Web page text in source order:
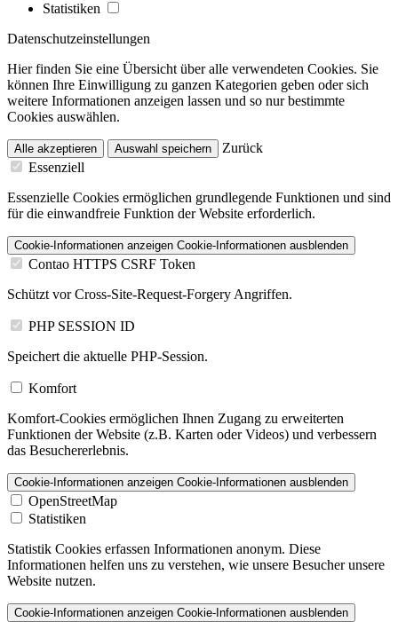
Statistiken
Datenschutzeinstellungen
Hier finden Sie eine Übersicht über alle verwendeten Cookies. Sie
können Ihre Einwilligung zu ganzen Kategorien geben oder sich
weitere Informationen anzeigen lassen und so nur bestimmte
Cookies auswählen.
Alle akzeptieren Auswahl speichern
Zurück
Essenziell
Essenzielle Cookies ermöglichen grundlegende Funktionen und sind
für die einwandfreie Funktion der Website erforderlich.
Cookie-Informationen anzeigen Cookie-Informationen ausblenden
Contao HTTPS CSRF Token
Schützt vor Cross-Site-Request-Forgery Angriffen.
PHP SESSION ID
Speichert die aktuelle PHP-Session.
Komfort
Komfort-Cookies ermöglichen Ihnen Zugang zu erweiterten
Funktionen der Website (z.B. Karten oder Videos) und verbessern
das Besuchererlebnis.
Cookie-Informationen anzeigen Cookie-Informationen ausblenden
OpenStreetMap
Statistiken
Statistik Cookies erfassen Informationen anonym. Diese
Informationen helfen uns zu verstehen, wie unsere Besucher unsere
Website nutzen.
Cookie-Informationen anzeigen Cookie-Informationen ausblenden